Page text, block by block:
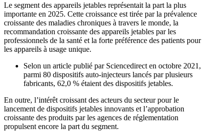
Le segment des appareils jetables représentait la part la plus
importante en 2025. Cette croissance est tirée par la prévalence
croissante des maladies chroniques à travers le monde, la
recommandation croissante des appareils jetables par les
professionnels de la santé et la forte préférence des patients pour
les appareils à usage unique.
Selon un article publié par Sciencedirect en octobre 2021,
parmi 80 dispositifs auto-injecteurs lancés par plusieurs
fabricants, 62,0 % étaient des dispositifs jetables.
En outre, l’intérêt croissant des acteurs du secteur pour le
lancement de dispositifs jetables innovants et l’approbation
croissante des produits par les agences de réglementation
propulsent encore la part du segment.